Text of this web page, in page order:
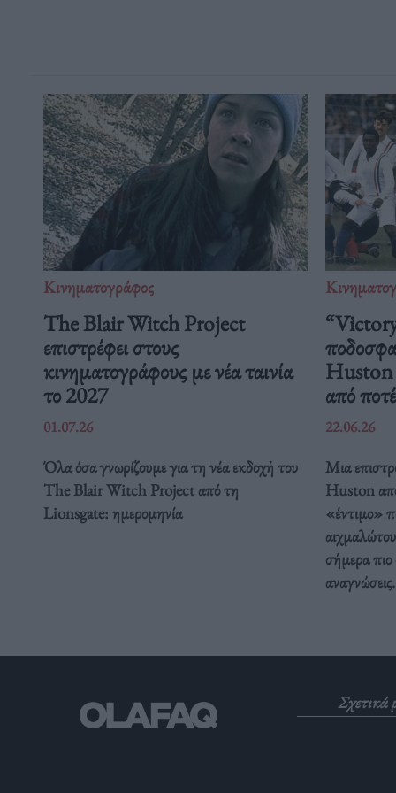
Κινηματογράφος
The Blair Witch Project
επιστρέφει στους
κινηματογράφους με νέα ταινία
το 2027
01.07.26
Όλα όσα γνωρίζουμε για τη νέα εκδοχή του
The Blair Witch Project από τη
Lionsgate: ημερομηνία
Huston
από ποτέ
22.06.26
Μια
Huston
«έντιμο»
σήμερα πιο
αναγνώσεις.
Σχετικά